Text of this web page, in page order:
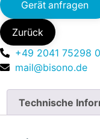
Gerät anfragen
Zurück
+49 2041 75298
mail@bisono.de
Technische